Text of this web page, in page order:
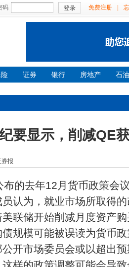
码 登录 免费注册
证券 银行 房地产 石
要显示，削减QE
报
布的去年12月货币政策会
认为，就业市场所取得
联储开始削减月度资产
规模可能被误读为货币
开市场委员会或以超出